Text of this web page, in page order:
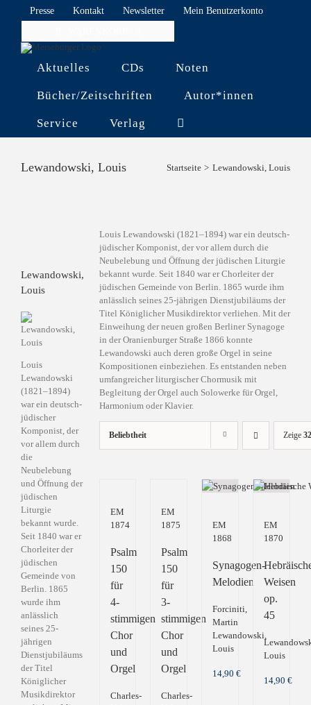
Presse Kontakt Newsletter
Mein Benutzerkonto
Aktuelles CDs Noten
Bücher/Zeitschriften Autor*innen
Service Verlag
Lewandowski, Louis Startseite Lewandowski, Louis
Louis Lewandowski (1821–1894) war ein deutsch-
jüdischer Komponist, der vor allem durch die
Neubelebung und Öffnung der jüdischen Liturgie
bekannt wurde. Seit 1840 war er Chorleiter der
jüdischen Gemeinde von Berlin. 1865 wurde ihm
anlässlich seines 25-jährigen Dienstjubiläums der
Titel Königlicher Musikdirektor verliehen. Mit der
Einweihung der neuen großen Berliner Synagoge
in der Oranienburger Straße 1866 konnte
Lewandowski auch deren große Orgel in seine
Kompositionen einbeziehen. Es entstanden neben
umfangreicher liturgischer Chormusik mit
Begleitung der Orgel auch Solowerke für Orgel,
Harmonium oder Klavier.
Beliebtheit Zeige
EM
1874
Psalm
150
für
4-
stimmigen
Chor
und
Orgel
Charles-
EM
1875
Psalm
150
für
3-
stimmigen
Chor
und
Orgel
Charles-
EM
1868
Synagogen-
Melodien
Forciniti,
Martin
Lewandowski,
Louis
14,90€
EM
1870
Weisen
op.
45
Louis
14,90€
Lewandowski,
Louis
Louis
Lewandowski
(1821–1894)
war ein deutsch-
jüdischer
Komponist, der
vor allem durch
die
Neubelebung
und Öffnung der
jüdischen
Liturgie
bekannt wurde.
Seit 1840 war er
Chorleiter der
jüdischen
Gemeinde von
Berlin. 1865
wurde ihm
anlässlich
seines 25-
jährigen
Dienstjubiläums
der Titel
Königlicher
Musikdirektor